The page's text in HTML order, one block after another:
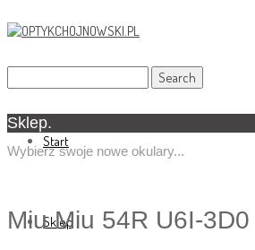
Start
Sklep
Sklep.
Wybierz swoje nowe okulary...
Miu Miu 54R U6I-3D0